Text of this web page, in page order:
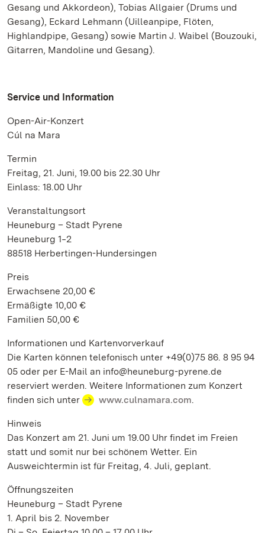
Gesang und Akkordeon), Tobias Allgaier (Drums und
Gesang), Eckard Lehmann (Uilleanpipe, Flöten,
Highlandpipe, Gesang) sowie Martin J. Waibel (Bouzouki,
Gitarren, Mandoline und Gesang).
Service und Information
Open-Air-Konzert
Cúl na Mara
Termin
Freitag, 21. Juni, 19.00 bis 22.30 Uhr
Einlass: 18.00 Uhr
Veranstaltungsort
Heuneburg – Stadt Pyrene
Heuneburg 1‒2
88518 Herbertingen-Hundersingen
Preis
Erwachsene 20,00 €
Ermäßigte 10,00 €
Familien 50,00 €
Informationen und Kartenvorverkauf
Die Karten können telefonisch unter +49(0)75 86. 8 95 94
05 oder per E-Mail an info@heuneburg-pyrene.de
reserviert werden. Weitere Informationen zum Konzert
finden sich unter
www.culnamara.com.
Hinweis
Das Konzert am 21. Juni um 19.00 Uhr findet im Freien
statt und somit nur bei schönem Wetter. Ein
Ausweichtermin ist für Freitag, 4. Juli, geplant.
Öffnungszeiten
Heuneburg – Stadt Pyrene
1. April bis 2. November